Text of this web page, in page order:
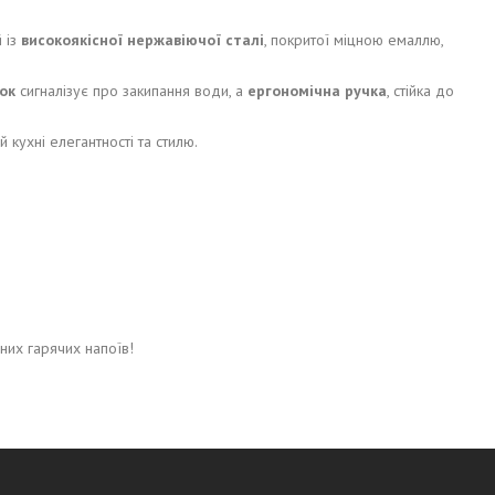
високоякісної нержавіючої сталі, покритої міцною емаллю,
сигналізує про закипання води, а ергономічна ручка, стійка до
елегантності та стилю.
гарячих напоїв!